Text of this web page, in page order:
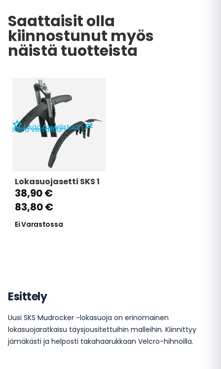
Saattaisit olla
kiinnostunut myös
näistä tuotteista
Lisää toivelistaan⇄
Lisää vertailuun
Lokasuojasetti SKS 1
38,90 €
83,80 €
Ei Varastossa
Esittely
Uusi SKS Mudrocker -lokasuoja on erinomainen
lokasuojaratkaisu täysjousitettuihin malleihin. Kiinnittyy
jämäkästi ja helposti takahaarukkaan Velcro-hihnoilla.